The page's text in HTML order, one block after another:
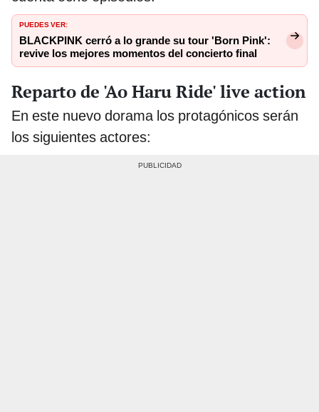
PUEDES VER:
BLACKPINK cerró a lo grande su tour 'Born Pink':
revive los mejores momentos del concierto final
Reparto de 'Ao Haru Ride' live action
En este nuevo dorama los protagónicos serán
los siguientes actores: